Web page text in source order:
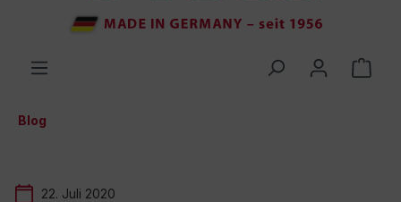
Blog
22. Juli 2020